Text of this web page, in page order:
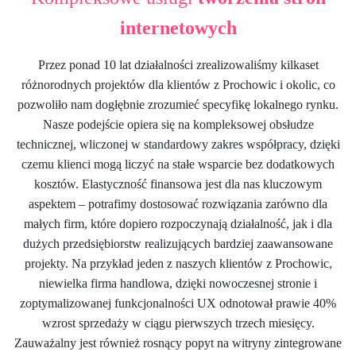
internetowych
Przez ponad 10 lat działalności zrealizowaliśmy kilkaset
różnorodnych projektów dla klientów z Prochowic i okolic, co
pozwoliło nam dogłębnie zrozumieć specyfikę lokalnego rynku.
Nasze podejście opiera się na kompleksowej obsłudze
technicznej, wliczonej w standardowy zakres współpracy, dzięki
czemu klienci mogą liczyć na stałe wsparcie bez dodatkowych
kosztów. Elastyczność finansowa jest dla nas kluczowym
aspektem – potrafimy dostosować rozwiązania zarówno dla
małych firm, które dopiero rozpoczynają działalność, jak i dla
dużych przedsiębiorstw realizujących bardziej zaawansowane
projekty. Na przykład jeden z naszych klientów z Prochowic,
niewielka firma handlowa, dzięki nowoczesnej stronie i
zoptymalizowanej funkcjonalności UX odnotował prawie 40%
wzrost sprzedaży w ciągu pierwszych trzech miesięcy.
Zauważalny jest również rosnący popyt na witryny zintegrowane